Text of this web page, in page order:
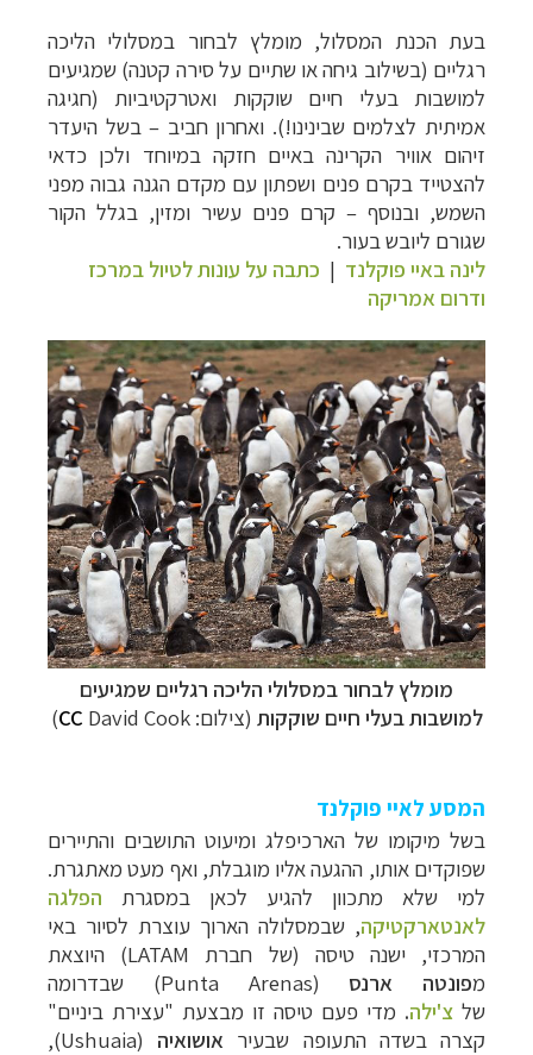
בעת הכנת המסלול, מומלץ לבחור במסלולי הליכה
רגליים (בשילוב גיחה או שתיים על סירה קטנה) שמגיעים
למושבות בעלי חיים שוקקות ואטרקטיביות (חגיגה
אמיתית לצלמים שבינינו!). ואחרון חביב – בשל היעדר
זיהום אוויר הקרינה באיים חזקה במיוחד ולכן כדאי
להצטייד בקרם פנים ושפתון עם מקדם הגנה גבוה מפני
השמש, ובנוסף – קרם פנים עשיר ומזין, בגלל הקור
שגורם ליובש בעור.
לינה באיי פוקלנד | כתבה על עונות לטיול במרכז
ודרום אמריקה
מומלץ לבחור במסלולי הליכה רגליים שמגיעים
למושבות בעלי חיים שוקקות (צילום: CC David Cook)
המסע לאיי פוקלנד
בשל מיקומו של הארכיפלג ומיעוט התושבים והתיירים
שפוקדים אותו, ההגעה אליו מוגבלת, ואף מעט מאתגרת.
למי שלא מתכוון להגיע לכאן במסגרת הפלגה
לאנטארקטיקה, שבמסלולה הארוך עוצרת לסיור באי
המרכזי, ישנה טיסה (של חברת
LATAM) היוצאת
מפונטה ארנס
(Punta Arenas) שבדרומה
של צ'ילה. מדי פעם טיסה זו מבצעת "עצירת ביניים"
קצרה בשדה התעופה שבעיר אושואיה (
Ushuaia
),